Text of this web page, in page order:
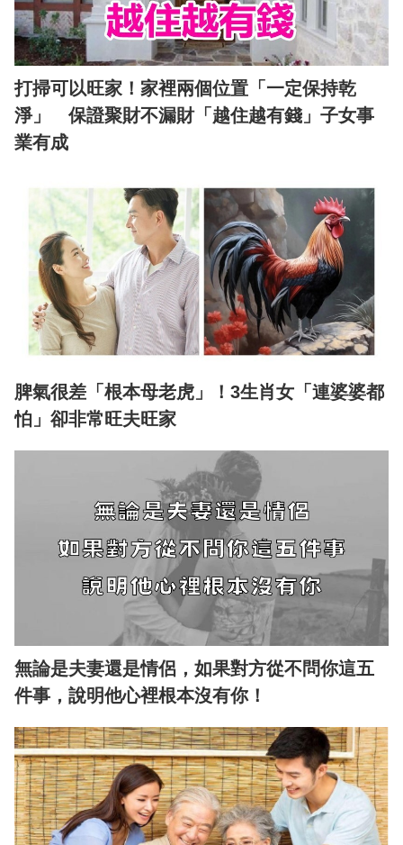
打掃可以旺家！家裡兩個位置「一定保持乾
淨」 保證聚財不漏財「越住越有錢」子女事
業有成
脾氣很差「根本母老虎」！3生肖女「連婆婆都
怕」卻非常旺夫旺家
無論是夫妻還是情侶，如果對方從不問你這五
件事，說明他心裡根本沒有你！